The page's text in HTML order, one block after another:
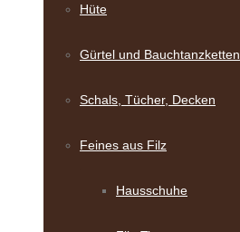
Hüte
Gürtel und Bauch­tanzketten
Schals, Tücher, Decken
Feines aus Filz
Hausschuhe